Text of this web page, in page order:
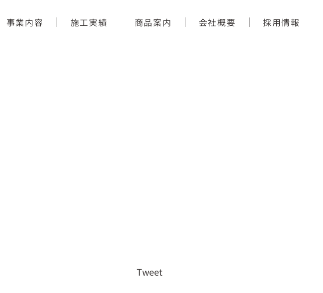
事業内容 施工実績 商品案内 会社概要 採用情報
Tweet